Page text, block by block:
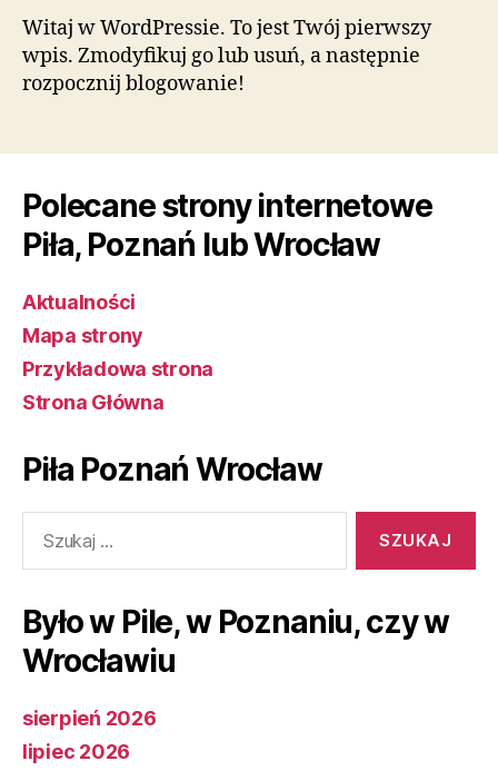
Witaj w WordPressie. To jest Twój pierwszy
wpis. Zmodyfikuj go lub usuń, a następnie
rozpocznij blogowanie!
Polecane strony internetowe
Piła, Poznań lub Wrocław
Aktualności
Mapa strony
Przykładowa strona
Strona Główna
Piła Poznań Wrocław
Było w Pile, w Poznaniu, czy w
Wrocławiu
sierpień 2026
lipiec 2026